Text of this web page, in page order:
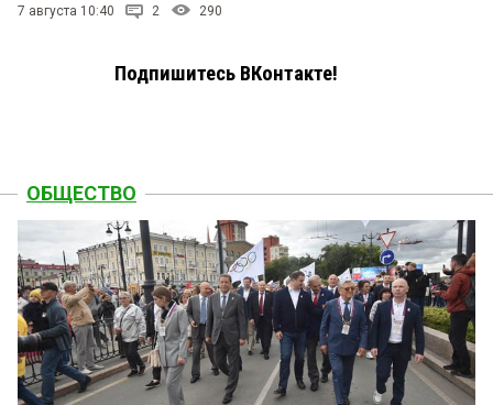
7 августа 10:40 2 290
Подпишитесь ВКонтакте!
ОБЩЕСТВО